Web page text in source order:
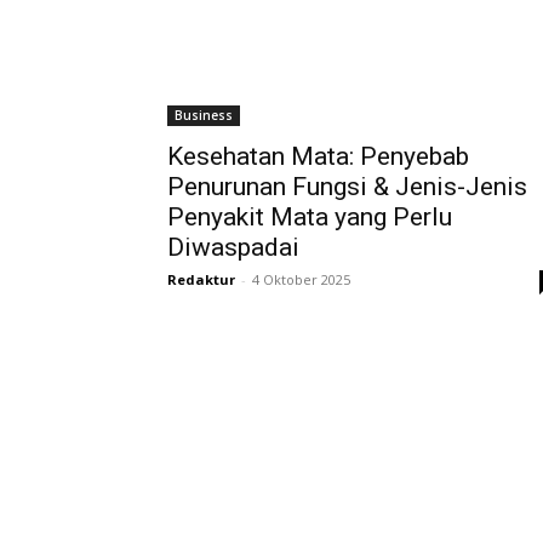
Business
Kesehatan Mata: Penyebab
Penurunan Fungsi & Jenis-Jenis
Penyakit Mata yang Perlu
Diwaspadai
Redaktur - 4 Oktober 2025